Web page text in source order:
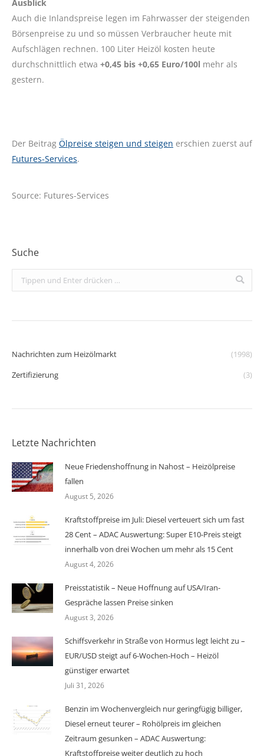
Ausblick
Auch die Inlandspreise legen im Fahrwasser der steigenden
Börsenpreise zu und so müssen Verbraucher heute mit
Aufschlägen rechnen. 100 Liter Heizöl kosten heute
durchschnittlich etwa +0,45 bis +0,65 Euro/100l mehr als
gestern.
Der Beitrag Ölpreise steigen und steigen erschien zuerst auf
Futures-Services.
Source: Futures-Services
Suche
Search:
Nachrichten zum Heizölmarkt
(1998)
Zertifizierung
(3)
Letzte Nachrichten
Neue Friedenshoffnung in Nahost – Heizölpreise
fallen
August 5, 2026
Kraftstoffpreise im Juli: Diesel verteuert sich um fast
28 Cent – ADAC Auswertung: Super E10-Preis steigt
innerhalb von drei Wochen um mehr als 15 Cent
August 4, 2026
Preisstatistik – Neue Hoffnung auf USA/Iran-
Gespräche lassen Preise sinken
August 3, 2026
Schiffsverkehr in Straße von Hormus legt leicht zu –
EUR/USD steigt auf 6-Wochen-Hoch – Heizöl
günstiger erwartet
Juli 31, 2026
Benzin im Wochenvergleich nur geringfügig billiger,
Diesel erneut teurer – Rohölpreis im gleichen
Zeitraum gesunken – ADAC Auswertung:
Kraftstoffpreise weiter deutlich zu hoch